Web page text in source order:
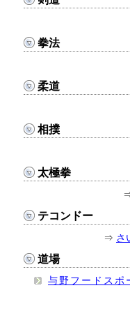
拳法
柔道
相撲
太極拳
テコンドー
⇒ さ
道場
与野フードスポ